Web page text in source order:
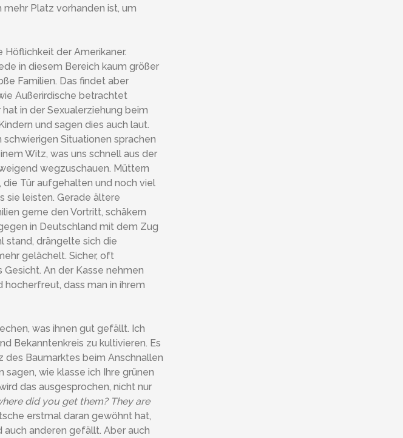
mehr Platz vorhanden ist, um
der Amerikaner.
in diesem Bereich kaum größer
Familien. Das findet aber
Außerirdische betrachtet
in der Sexualerziehung beim
und sagen dies auch laut.
Situationen sprachen
Witz, was uns schnell aus der
wegzuschauen. Müttern
Tür aufgehalten und noch viel
sie leisten. Gerade ältere
gerne den Vortritt, schäkern
in Deutschland mit dem Zug
stand, drängelte sich die
gelächelt. Sicher, oft
An der Kasse nehmen
dass man in ihrem
was ihnen gut gefällt. Ich
Bekanntenkreis zu kultivieren. Es
des Baumarktes beim Anschnallen
wie klasse ich Ihre grünen
das ausgesprochen, nicht nur
did you get them? They are
erstmal daran gewöhnt hat,
auch anderen gefällt. Aber auch